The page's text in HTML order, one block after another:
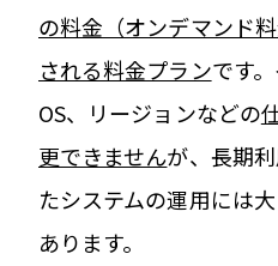
の料金（オンデマンド
される料金プランです
OS、リージョンなどの
更できませんが、長期
たシステムの運用には
あります。